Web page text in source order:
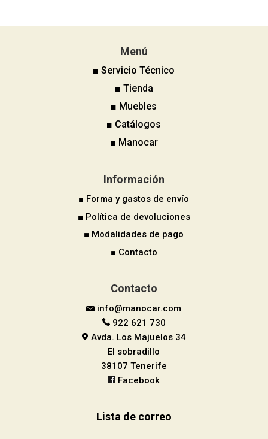
Menú
■ Servicio Técnico
■ Tienda
■ Muebles
■ Catálogos
■ Manocar
Información
■ Forma y gastos de envío
■ Política de devoluciones
■ Modalidades de pago
■ Contacto
Contacto
info@manocar.com
922 621 730
Avda. Los Majuelos 34
El sobradillo
38107 Tenerife
Facebook
Lista de correo